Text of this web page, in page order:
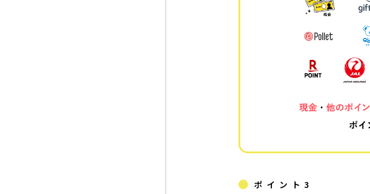
ポイント3